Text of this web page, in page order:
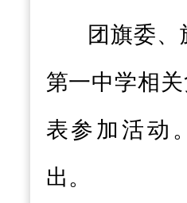
团旗委
第一中学相
表参加活动
出。